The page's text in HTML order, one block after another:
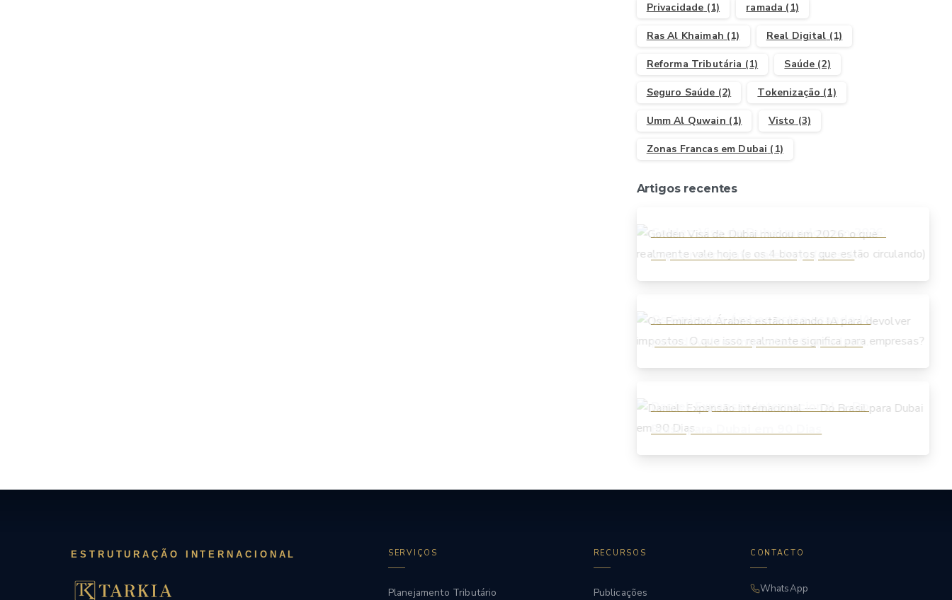
Privacidade (1) ramada (1)
Ras Al Khaimah (1) Real Digital (1)
Reforma Tributária (1) Saúde (2)
Seguro Saúde (2) Tokenização (1)
Umm Al Quwain (1) Visto (3)
Zonas Francas em Dubai (1)
Artigos recentes
Golden Visa de Dubai mudou em 2026:
o que realmente vale hoje (e os 4
boatos que estão circulando)
Os Emirados Árabes estão usando IA
para devolver impostos. O que isso
realmente significa para empresas?
Daniel: Expansão Internacional — Do
Brasil para Dubai em 90 Dias
ESTRUTURAÇÃO INTERNACIONAL SERVIÇOS
Planejamento Tributário
RECURSOS
Publicações
CONTACTO
WhatsApp